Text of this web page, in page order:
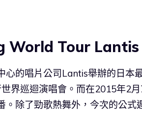
World Tour
心的唱片公司Lantis舉辦的日
界巡迴演唱會。而在2015年2
。除了勁歌熱舞外，今次的公